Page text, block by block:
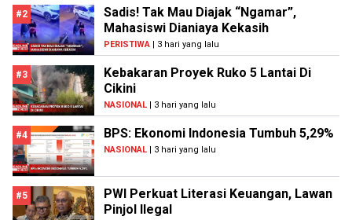
#2
Sadis! Tak Mau Diajak “Ngamar”,
Mahasiswi Dianiaya Kekasih
PERISTIWA | 3 hari yang lalu
#3
Kebakaran Proyek Ruko 5 Lantai Di
Cikini
NASIONAL | 3 hari yang lalu
#4 BPS: Ekonomi Indonesia Tumbuh 5,29%
NASIONAL | 3 hari yang lalu
#5
PWI Perkuat Literasi Keuangan, Lawan
Pinjol Ilegal